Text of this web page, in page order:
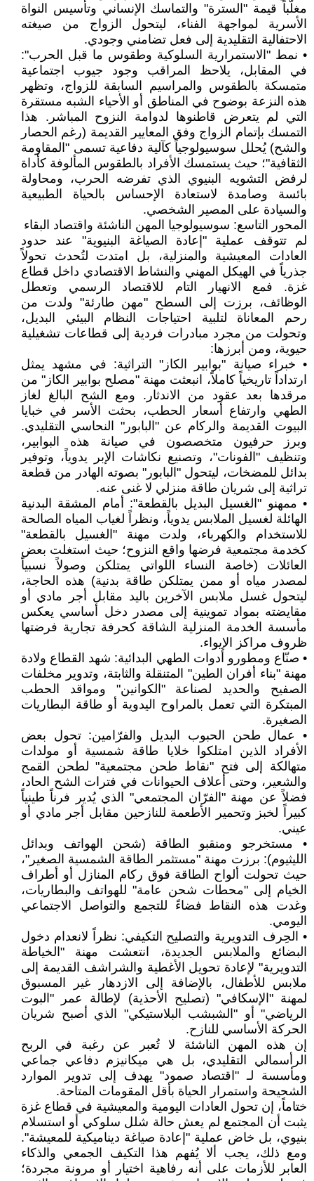
مغلّباً قيمة "السترة" والتماسك الإنساني وتأسيس النواة
الأسرية لمواجهة الفناء، ليتحول الزواج من صيغته
الاحتفالية التقليدية إلى فعل تضامني وجودي.
• نمط "الاستمرارية السلوكية وطقوس ما قبل الحرب":
في المقابل، يلاحظ المراقب وجود جيوب اجتماعية
متمسكة بالطقوس والمراسيم السابقة للزواج، وتظهر
هذه النزعة بوضوح في المناطق أو الأحياء الشبه مستقرة
التي لم يتعرض قاطنوها لدوامة النزوح المباشر. هذا
التمسك بإتمام الزواج وفق المعايير القديمة (رغم الحصار
والشح) يُحلل سوسيولوجياً كآلية دفاعية تسمى "المقاومة
الثقافية"؛ حيث يستمسك الأفراد بالطقوس المألوفة كأداة
لرفض التشويه البنيوي الذي تفرضه الحرب، ومحاولة
بائسة وصامدة لاستعادة الإحساس بالحياة الطبيعية
والسيادة على المصير الشخصي.
المحور التاسع: سوسيولوجيا المهن الناشئة واقتصاد البقاء
لم تتوقف عملية "إعادة الصياغة البنيوية" عند حدود
العادات المعيشية والمنزلية، بل امتدت لتُحدث تحولاً
جذرياً في الهيكل المهني والنشاط الاقتصادي داخل قطاع
غزة. فمع الانهيار التام للاقتصاد الرسمي وتعطل
الوظائف، برزت إلى السطح "مهن طارئة" ولدت من
رحم المعاناة لتلبية احتياجات النظام البيئي البديل،
وتحولت من مجرد مبادرات فردية إلى قطاعات تشغيلية
حيوية، ومن أبرزها:
• خبراء صيانة "بوابير الكاز" التراثية: في مشهد يمثل
ارتداداً تاريخياً كاملاً، انبعثت مهنة "مصلح بوابير الكاز" من
مرقدها بعد عقود من الاندثار. ومع الشح البالغ لغاز
الطهي وارتفاع أسعار الحطب، بحثت الأسر في خبايا
البيوت القديمة والركام عن "البابور" النحاسي التقليدي.
وبرز حرفيون متخصصون في صيانة هذه البوابير،
وتنظيف "الفونات"، وتصنيع نكاشات الإبر يدوياً، وتوفير
بدائل للمضخات، ليتحول "البابور" بصوته الهادر من قطعة
تراثية إلى شريان طاقة منزلي لا غنى عنه.
• ممهنو "الغسيل البديل بالقطعة": أمام المشقة البدنية
الهائلة لغسيل الملابس يدوياً، ونظراً لغياب المياه الصالحة
للاستخدام والكهرباء، ولدت مهنة "الغسيل بالقطعة"
كخدمة مجتمعية فرضها واقع النزوح؛ حيث استغلت بعض
العائلات (خاصة النساء اللواتي يمتلكن وصولاً نسبياً
لمصدر مياه أو ممن يمتلكن طاقة بدنية) هذه الحاجة،
ليتحول غسل ملابس الآخرين باليد مقابل أجر مادي أو
مقايضته بمواد تموينية إلى مصدر دخل أساسي يعكس
مأسسة الخدمة المنزلية الشاقة كحرفة تجارية فرضتها
ظروف مراكز الإيواء.
• صنّاع ومطورو أدوات الطهي البدائية: شهد القطاع ولادة
مهنة "بناء أفران الطين" المتنقلة والثابتة، وتدوير مخلفات
الصفيح والحديد لصناعة "الكوانين" ومواقد الحطب
المبتكرة التي تعمل بالمراوح اليدوية أو طاقة البطاريات
الصغيرة.
• عمال طحن الحبوب البديل والفرّامين: تحول بعض
الأفراد الذين امتلكوا خلايا طاقة شمسية أو مولدات
متهالكة إلى فتح "نقاط طحن مجتمعية" لطحن القمح
والشعير، وحتى أعلاف الحيوانات في فترات الشح الحاد،
فضلاً عن مهنة "الفرّان المجتمعي" الذي يُدير فرناً طينياً
كبيراً لخبز وتحمير الأطعمة للنازحين مقابل أجر مادي أو
عيني.
• مستخرجو ومنقبو الطاقة (شحن الهواتف وبدائل
الليثيوم): برزت مهنة "مستثمر الطاقة الشمسية الصغير"،
حيث تحولت ألواح الطاقة فوق ركام المنازل أو أطراف
الخيام إلى "محطات شحن عامة" للهواتف والبطاريات،
وغدت هذه النقاط فضاءً للتجمع والتواصل الاجتماعي
اليومي.
• الحِرف التدويرية والتصليح التكيفي: نظراً لانعدام دخول
البضائع والملابس الجديدة، انتعشت مهنة "الخياطة
التدويرية" لإعادة تحويل الأغطية والشراشف القديمة إلى
ملابس للأطفال، بالإضافة إلى الازدهار غير المسبوق
لمهنة "الإسكافي" (تصليح الأحذية) لإطالة عمر "البوت
الرياضي" أو "الشبشب البلاستيكي" الذي أصبح شريان
الحركة الأساسي للنازح.
إن هذه المهن الناشئة لا تُعبر عن رغبة في الربح
الرأسمالي التقليدي، بل هي ميكانيزم دفاعي جماعي
ومأسسة لـ "اقتصاد صمود" يهدف إلى تدوير الموارد
الشحيحة واستمرار الحياة بأقل المقومات المتاحة.
ختاماً، إن تحول العادات اليومية والمعيشية في قطاع غزة
يثبت أن المجتمع لم يعش حالة شلل سلوكي أو استسلام
بنيوي، بل خاض عملية "إعادة صياغة ديناميكية للمعيشة".
ومع ذلك، يجب ألا يُفهم هذا التكيف الجمعي والذكاء
العابر للأزمات على أنه رفاهية اختيار أو مرونة مجردة؛